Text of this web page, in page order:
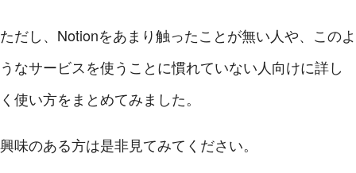
ただし、Notionをあまり触ったことが無い人や、このよ
うなサービスを使うことに慣れていない人向けに詳し
く使い方をまとめてみました。
興味のある方は是非見てみてください。